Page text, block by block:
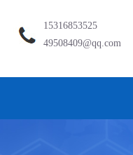
15316853525
49508409@qq.com